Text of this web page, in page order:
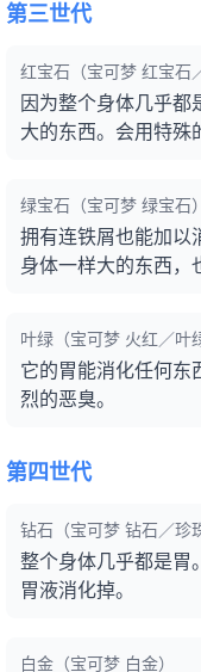
第三世代
红宝石（宝可梦 红宝石
因为整个身体几乎都
大的东西。会用特殊
绿宝石（宝可梦 绿宝石）
拥有连铁屑也能加以
身体一样大的东西，
叶绿（宝可梦 火红／叶
它的胃能消化任何东
烈的恶臭。
第四世代
钻石（宝可梦 钻石／珍
整个身体几乎都是胃
胃液消化掉。
白金（宝可梦 白金）